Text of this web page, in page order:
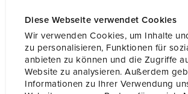
Diese Webseite verwendet Cookies
Wir verwenden Cookies, um Inhalte
zu personalisieren, Funktionen für
anbieten zu können und die Zugriffe
Website zu analysieren. Außerdem
Informationen zu Ihrer Verwendung
Hertz 50-60
Connection technology
Contact